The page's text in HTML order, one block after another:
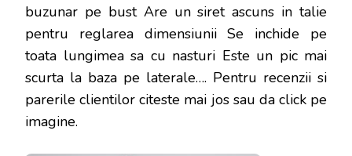
buzunar pe bust Are un siret ascuns in talie
pentru reglarea dimensiunii Se inchide pe
toata lungimea sa cu nasturi Este un pic mai
scurta la baza pe laterale…. Pentru recenzii si
parerile clientilor citeste mai jos sau da click pe
imagine.